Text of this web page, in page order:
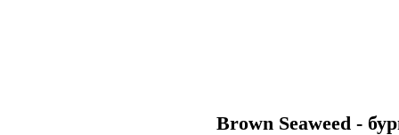
Brown Seaweed -